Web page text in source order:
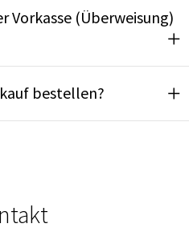
Vorkasse (Überweisung)
bestellen?